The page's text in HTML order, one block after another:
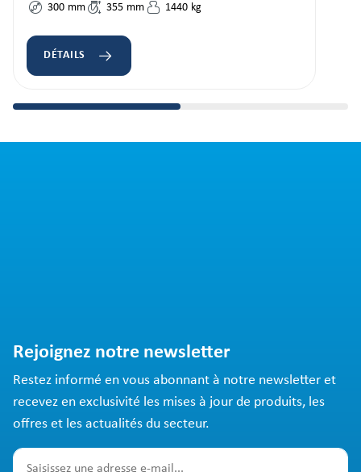
300 mm 355 mm 1440 kg
DÉTAILS
Rejoignez notre newsletter
Restez informé en vous abonnant à notre newsletter et
recevez en exclusivité les mises à jour de produits, les
offres et les actualités du secteur.